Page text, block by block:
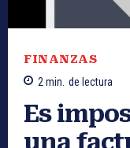
FINANZAS
2 min. de lectura
Es
una